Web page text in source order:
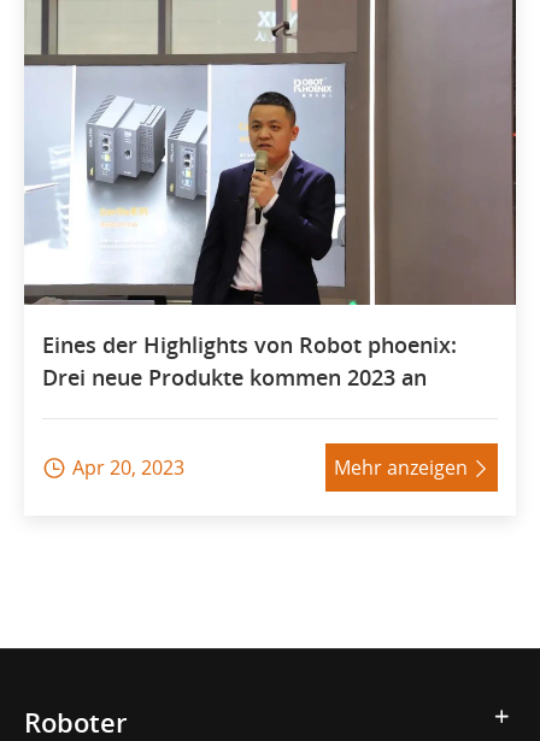
Eines der Highlights von Robot phoenix:
Drei neue Produkte kommen 2023 an
 Apr 20, 2023 Mehr anzeigen 
Roboter